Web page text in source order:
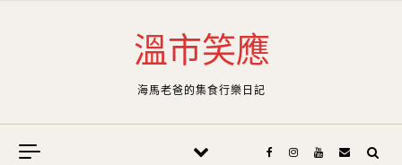
溫市笑應
海馬老爸的集食行樂日記